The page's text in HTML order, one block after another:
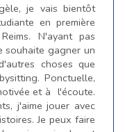
je vais bientôt
en première
N'ayant pas
souhaite gagner un
choses que
Ponctuelle,
et à l'écoute.
j'aime jouer avec
Je peux faire